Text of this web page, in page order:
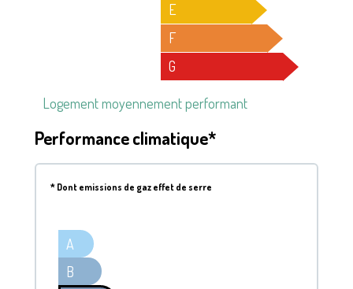
E
F
G
Logement moyennement performant
Performance climatique*
*Dont emissions de gaz effet de serre
A
B